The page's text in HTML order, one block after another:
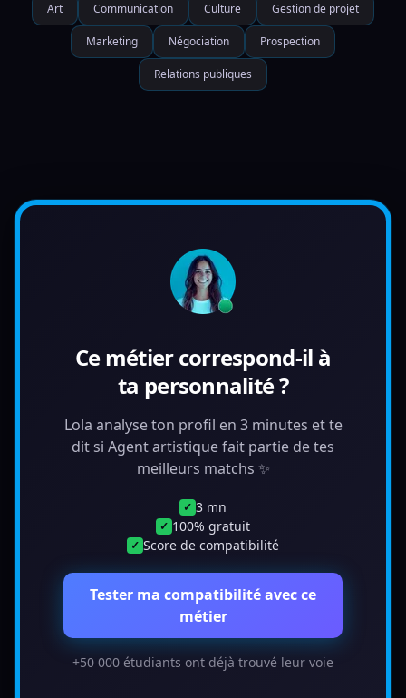
Art Communication Culture Gestion de projet
Marketing Négociation Prospection
Relations publiques
Ce métier correspond-il à
ta personnalité ?
Lola analyse ton profil en 3 minutes et te
dit si Agent artistique fait partie de tes
meilleurs matchs ✨
✓ 3 mn
✓ 100% gratuit
✓ Score de compatibilité
Tester ma compatibilité avec ce
métier
+50 000 étudiants ont déjà trouvé leur voie